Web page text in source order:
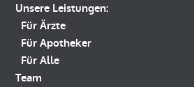
Unsere Leistungen:
Für Ärzte
Für Apotheker
Für Alle
Team